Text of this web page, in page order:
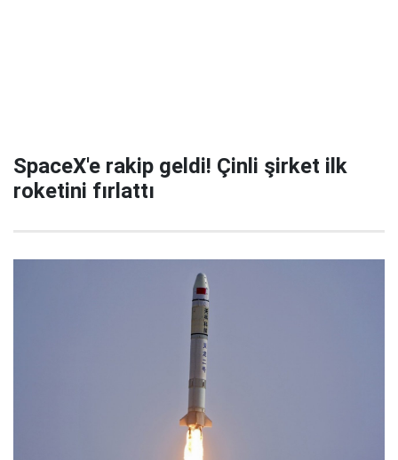
SpaceX'e rakip geldi! Çinli şirket ilk
roketini fırlattı